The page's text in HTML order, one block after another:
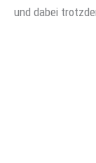
und dabei